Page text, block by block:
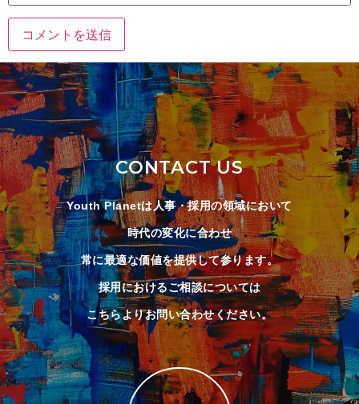
CONTACT US
Youth Planetは人事・採用の領域において
時代の変化に合わせ
常に最適な価値を提供して参ります。
採用におけるご相談については
こちらよりお問い合わせください。